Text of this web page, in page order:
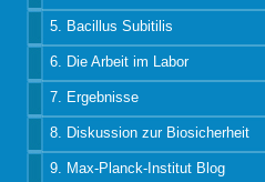
5. Bacillus Subitilis
6. Die Arbeit im Labor
7. Ergebnisse
8. Diskussion zur Biosicherheit
9. Max-Planck-Institut Blog